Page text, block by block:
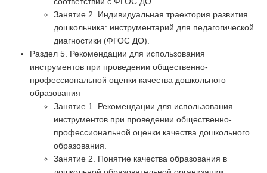
Занятие 2. Индивидуальная траектория развития
дошкольника: инструментарий для педагогической
диагностики (ФГОС ДО).
Раздел 5. Рекомендации для использования
инструментов при проведении общественно-
профессиональной оценки качества дошкольного
образования
Занятие 1. Рекомендации для использования
инструментов при проведении общественно-
профессиональной оценки качества дошкольного
образования.
Занятие 2. Понятие качества образования в